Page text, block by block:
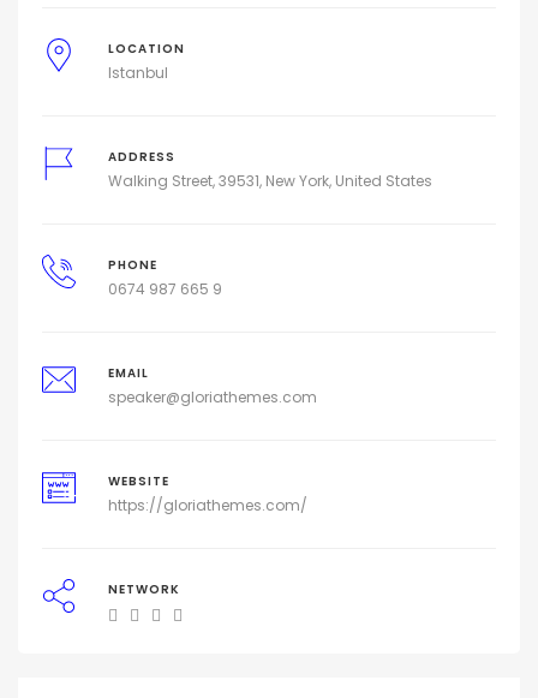
LOCATION
Istanbul
ADDRESS
Walking Street, 39531, New York, United States
PHONE
0674 987 665 9
EMAIL
speaker@gloriathemes.com
WEBSITE
https://gloriathemes.com/
NETWORK